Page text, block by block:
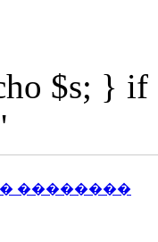
$s; }
��������